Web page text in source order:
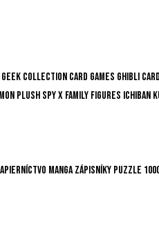
Geek Collection Card Games Ghibli
Plush Spy x Family Figures Ichiban
Manga Zápisníky Puzzle